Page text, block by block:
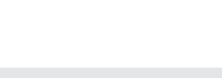
Leiterplatten im Europa- und
Bearbeitung und Schnittstellen